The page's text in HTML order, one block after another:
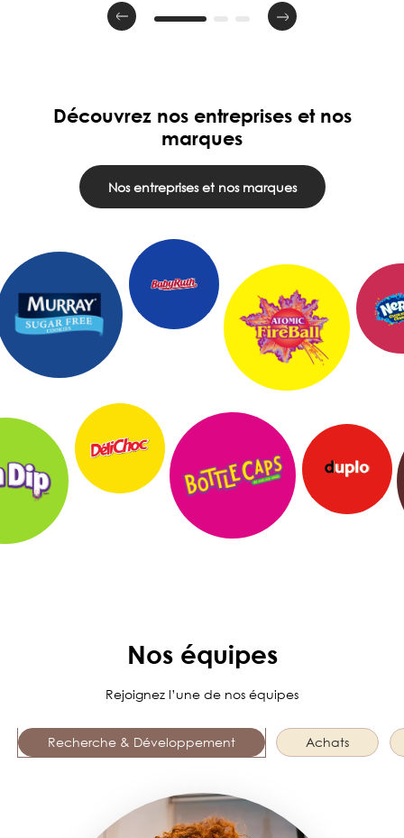
Découvrez nos entreprises et nos
marques
Nos entreprises et nos marques
Nos équipes
Rejoignez l’une de nos équipes
Recherche & Développement Achats